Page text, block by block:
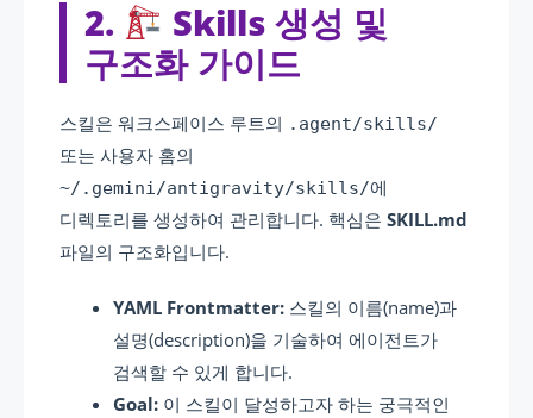
2.
Skills 생성 및
구조화 가이드
스킬은 워크스페이스 루트의 .agent/skills/
또는 사용자 홈의
~/.gemini/antigravity/skills/에
디렉토리를 생성하여 관리합니다. 핵심은 SKILL.md
파일의 구조화입니다.
YAML Frontmatter: 스킬의 이름(name)과
설명(description)을 기술하여 에이전트가
검색할 수 있게 합니다.
Goal: 이 스킬이 달성하고자 하는 궁극적인